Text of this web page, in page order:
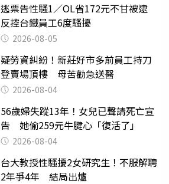
逃票告性騷1／OL省172元不甘被逮
反控台鐵員工6度騷擾
2026-08-05
疑勞資糾紛！新莊好市多前員工持刀
登賣場頂樓 母苦勸急送醫
2026-08-04
56歲婦失蹤13年！女兒已聲請死亡宣
告 她偷259元牛腱心「復活了」
2026-08-04
台大教授性騷擾2女研究生！不服解聘
2年爭4年 結局出爐